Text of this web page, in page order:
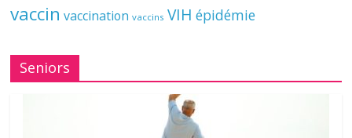
vaccin vaccination vaccins VIH épidémie
Seniors